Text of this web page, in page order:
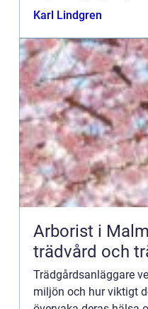
erbjuda professionell
Karl Lindgren
Arborist i
trädvård och
Trädgårdsanläggare
miljön och hur viktigt